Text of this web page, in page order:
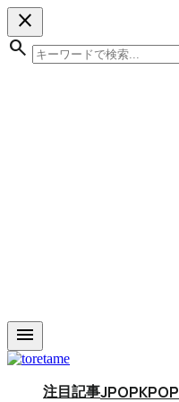
close
search
menu
注目記事JPOPKPOP